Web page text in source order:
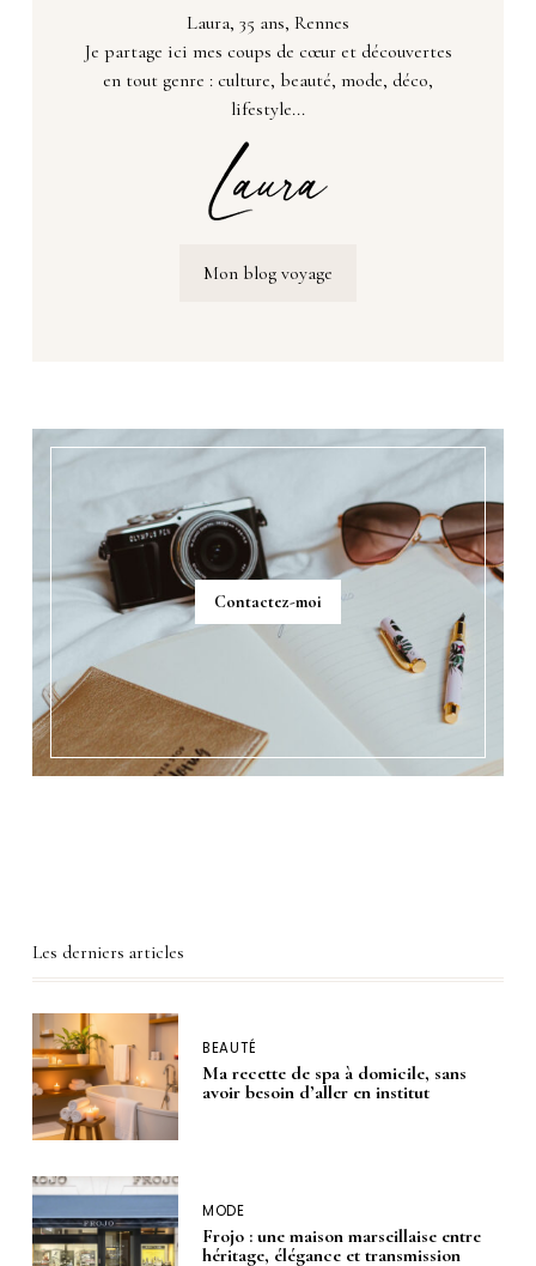
Laura, 35 ans, Rennes
Je partage ici mes coups de cœur et découvertes
en tout genre : culture, beauté, mode, déco,
lifestyle...
Mon blog voyage
Contactez-moi
Les derniers articles
BEAUTÉ
Ma recette de spa à domicile, sans
avoir besoin d’aller en institut
MODE
Frojo : une maison marseillaise entre
héritage, élégance et transmission